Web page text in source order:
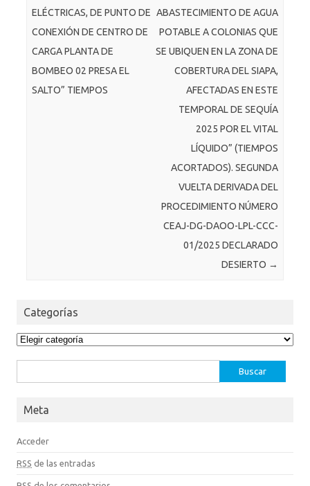
ELÉCTRICAS, DE PUNTO DE
CONEXIÓN DE CENTRO DE
CARGA PLANTA DE
BOMBEO 02 PRESA EL
SALTO” TIEMPOS
ABASTECIMIENTO DE AGUA
POTABLE A COLONIAS QUE
SE UBIQUEN EN LA ZONA DE
COBERTURA DEL SIAPA,
AFECTADAS EN ESTE
TEMPORAL DE SEQUÍA
2025 POR EL VITAL
LÍQUIDO” (TIEMPOS
ACORTADOS). SEGUNDA
VUELTA DERIVADA DEL
PROCEDIMIENTO NÚMERO
CEAJ-DG-DAOO-LPL-CCC-
01/2025 DECLARADO
DESIERTO →
Categorías
Categorías
Meta
Acceder
RSS de las entradas